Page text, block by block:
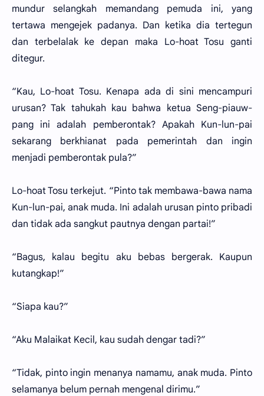
mundur selangkah memandang pemuda ini, yang
tertawa mengejek padanya. Dan ketika dia tertegun
dan terbelalak ke depan maka Lo-hoat Tosu ganti
ditegur.
“Kau, Lo-hoat Tosu. Kenapa ada di sini mencampuri
urusan? Tak tahukah kau bahwa ketua Seng-piauw-
pang ini adalah pemberontak? Apakah Kun-lun-pai
sekarang berkhianat pada pemerintah dan ingin
menjadi pemberontak pula?”
Lo-hoat Tosu terkejut. “Pinto tak membawa-bawa nama
Kun-lun-pai, anak muda. Ini adalah urusan pinto pribadi
dan tidak ada sangkut pautnya dengan partai!”
“Bagus, kalau begitu aku bebas bergerak. Kaupun
kutangkap!”
“Siapa kau?”
“Aku Malaikat Kecil, kau sudah dengar tadi?”
“Tidak, pinto ingin menanya namamu, anak muda. Pinto
selamanya belum pernah mengenal dirimu.”